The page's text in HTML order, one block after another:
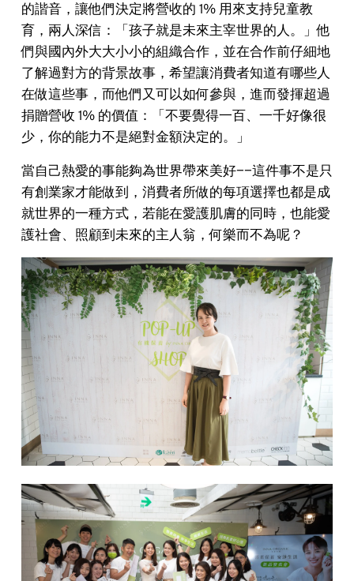
的諧音，讓他們決定將營收的 1% 用來支持兒童教
育，兩人深信：「孩子就是未來主宰世界的人。」他
們與國內外大大小小的組織合作，並在合作前仔細地
了解過對方的背景故事，希望讓消費者知道有哪些人
在做這些事，而他們又可以如何參與，進而發揮超過
捐贈營收 1% 的價值：「不要覺得一百、一千好像很
少，你的能力不是絕對金額決定的。」
當自己熱愛的事能夠為世界帶來美好——這件事不是只
有創業家才能做到，消費者所做的每項選擇也都是成
就世界的一種方式，若能在愛護肌膚的同時，也能愛
護社會、照顧到未來的主人翁，何樂而不為呢？